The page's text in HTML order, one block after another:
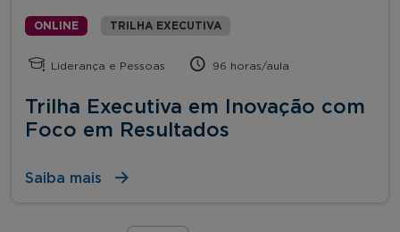
ONLINE TRILHA EXECUTIVA
Liderança e Pessoas 96 horas/aula
Trilha Executiva em Inovação com
Foco em Resultados
Saiba mais